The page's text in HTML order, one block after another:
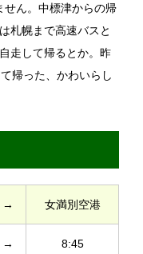
せん。中標津からの帰
札幌まで高速バスと
走して帰るとか。昨
帰った、かわいらし
→ 女満別空港
→ 8:45